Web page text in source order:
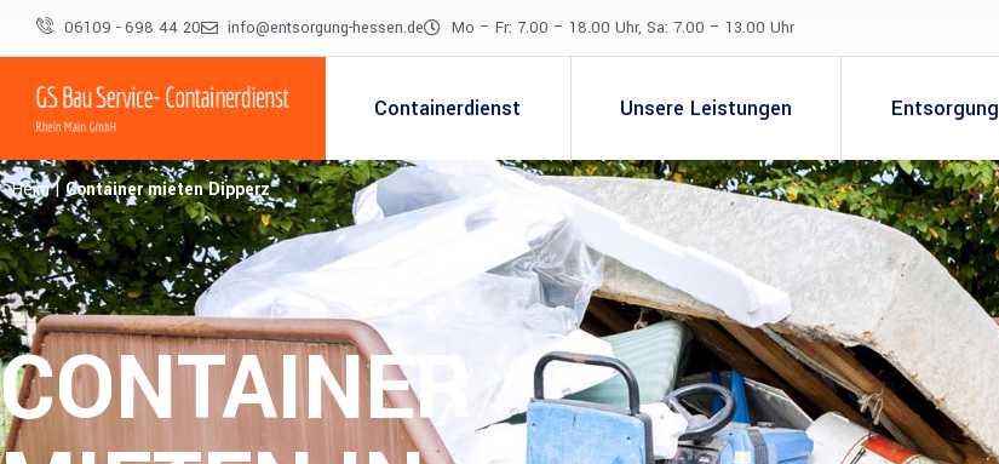
06109 - 698 44 20 info@entsorgung-hessen.de Mo – Fr: 7.00 – 18.00 Uhr, Sa: 7.00 – 13.00 Uhr
Containerdienst Unsere Leistungen Entsorgung
Heim|Container mieten Dipperz
CONTAINER